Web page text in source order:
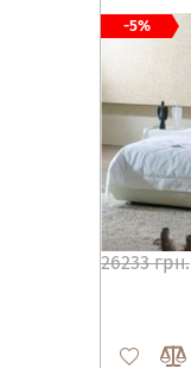
26233 грн.
-5%